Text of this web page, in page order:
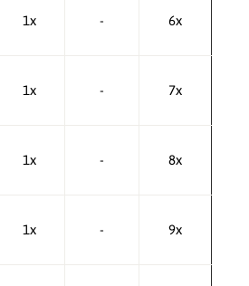
1x - 6x
1x - 7x
1x - 8x
1x - 9x